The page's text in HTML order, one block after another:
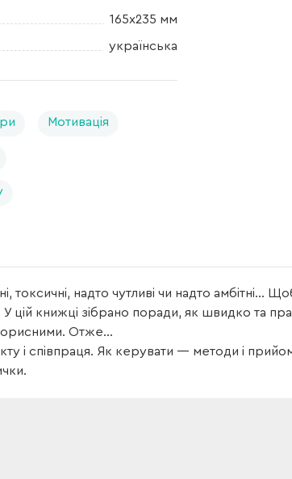
165х235 мм
українська
Мотивація
токсичні, надто чутливі чи надто амбітні…
цій книжці зібрано поради, як швидко та
Отже…
і співпраця. Як керувати — методи і